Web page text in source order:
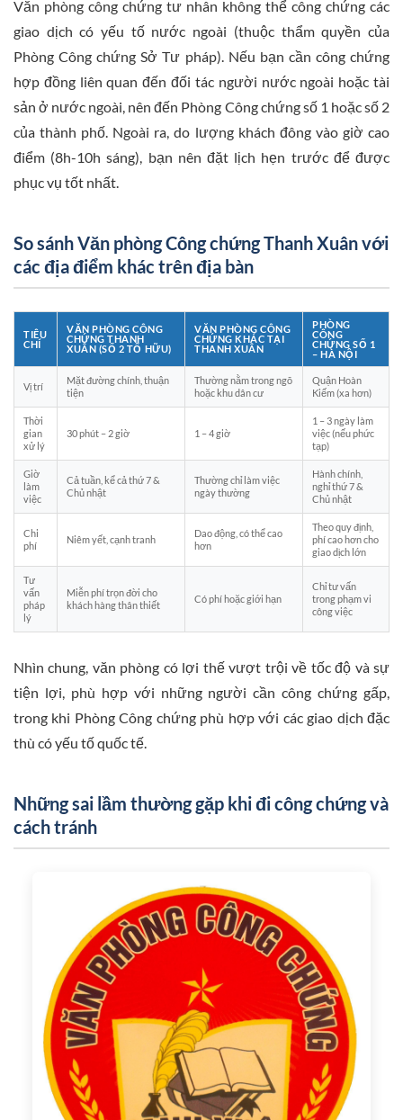
Văn phòng công chứng tư nhân không thể công chứng các
giao dịch có yếu tố nước ngoài (thuộc thẩm quyền của
Phòng Công chứng Sở Tư pháp). Nếu bạn cần công chứng
hợp đồng liên quan đến đối tác người nước ngoài hoặc tài
sản ở nước ngoài, nên đến Phòng Công chứng số 1 hoặc số 2
của thành phố. Ngoài ra, do lượng khách đông vào giờ cao
điểm (8h-10h sáng), bạn nên đặt lịch hẹn trước để được
phục vụ tốt nhất.
So sánh Văn phòng Công chứng Thanh Xuân với
các địa điểm khác trên địa bàn
TIÊU
CHÍ
VĂN PHÒNG CÔNG
CHỨNG THANH
XUÂN (SỐ 2 TỐ HỮU)
VĂN PHÒNG CÔNG
CHỨNG KHÁC TẠI
THANH XUÂN
PHÒNG
CÔNG
CHỨNG SỐ 1
– HÀ NỘI
Vị trí
Mặt đường chính, thuận
tiện
Thường nằm trong ngõ
hoặc khu dân cư
Quận Hoàn
Kiếm (xa hơn)
Thời
gian
xử lý
30 phút – 2 giờ 1 – 4 giờ
1 – 3 ngày làm
việc (nếu phức
tạp)
Giờ
làm
việc
Cả tuần, kể cả thứ 7 &
Chủ nhật
Thường chỉ làm việc
ngày thường
Hành chính,
nghỉ thứ 7 &
Chủ nhật
Chi
phí
Niêm yết, cạnh tranh
Dao động, có thể cao
hơn
Theo quy định,
phí cao hơn cho
giao dịch lớn
Tư
vấn
pháp
lý
Miễn phí trọn đời cho
khách hàng thân thiết
Có phí hoặc giới hạn
Chỉ tư vấn
trong phạm vi
công việc
Nhìn chung, văn phòng có lợi thế vượt trội về tốc độ và sự
tiện lợi, phù hợp với những người cần công chứng gấp,
trong khi Phòng Công chứng phù hợp với các giao dịch đặc
thù có yếu tố quốc tế.
Những sai lầm thường gặp khi đi công chứng và
cách tránh